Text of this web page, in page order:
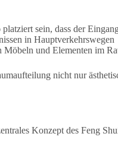
platziert sein, dass der
in Hauptverkehrswegen
Möbeln und Elementen im
nicht nur
Konzept des Feng